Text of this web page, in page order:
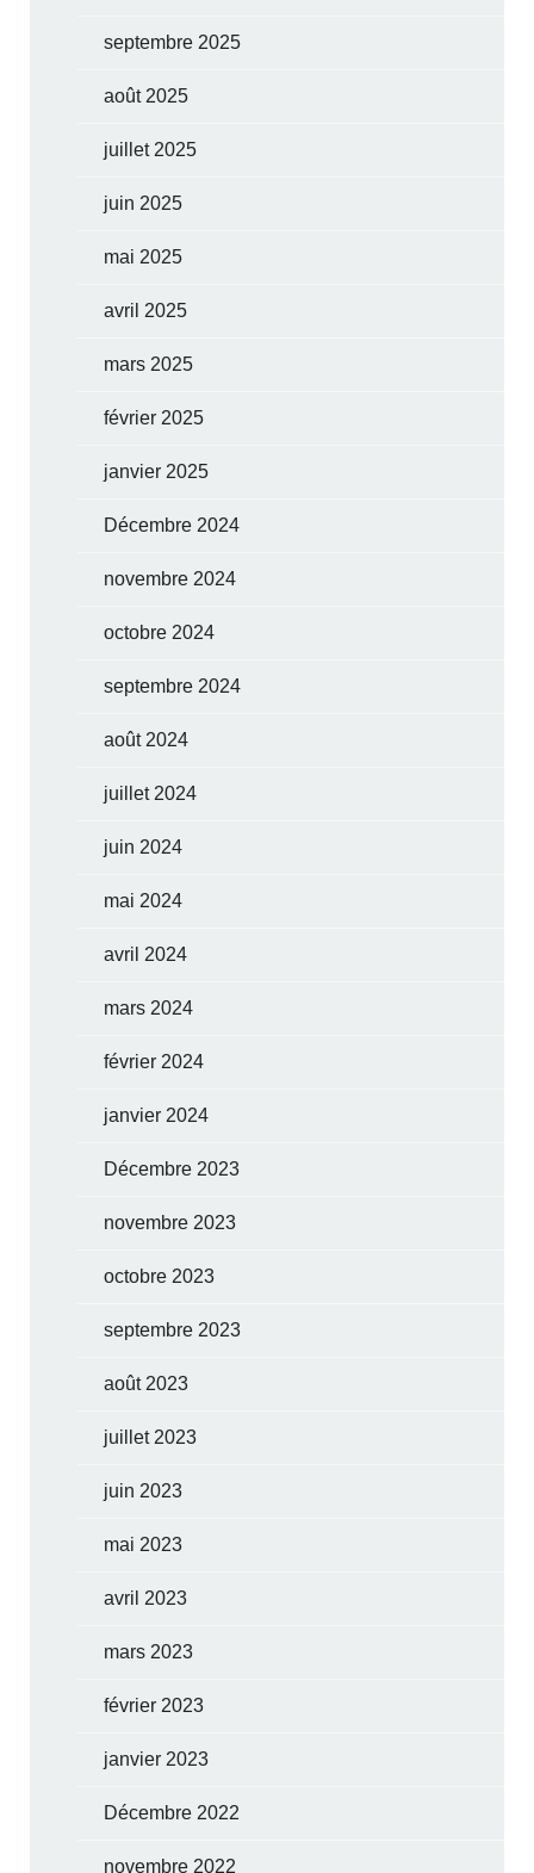
septembre 2025
août 2025
juillet 2025
juin 2025
mai 2025
avril 2025
mars 2025
février 2025
janvier 2025
Décembre 2024
novembre 2024
octobre 2024
septembre 2024
août 2024
juillet 2024
juin 2024
mai 2024
avril 2024
mars 2024
février 2024
janvier 2024
Décembre 2023
novembre 2023
octobre 2023
septembre 2023
août 2023
juillet 2023
juin 2023
mai 2023
avril 2023
mars 2023
février 2023
janvier 2023
Décembre 2022
novembre 2022